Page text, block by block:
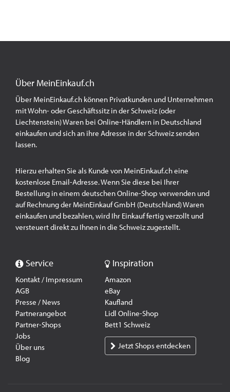
Über MeinEinkauf.ch
Über MeinEinkauf.ch können Privatkunden und Unternehmen
mit Wohn- oder Geschäftssitz in der Schweiz (oder
Liechtenstein) Waren bei Online-Händlern in Deutschland
einkaufen und sich an ihre Adresse in der Schweiz senden
lassen.
Hierzu erhalten Sie als Kunde von MeinEinkauf.ch eine
kostenlose Email-Adresse. Wenn Sie diese bei Ihrer
Bestellung in einem deutschen Online-Shop verwenden und
auf Rechnung der MeinEinkauf GmbH (Deutschland) Waren
einkaufen und bezahlen, wird Ihr Einkauf fertig verzollt und
versteuert direkt zu Ihnen in die Schweiz zugestellt.
Service
Kontakt / Impressum
AGB
Presse / News
Partnerangebot
Partner-Shops
Jobs
Über uns
Blog
Inspiration
Amazon
eBay
Kaufland
Lidl Online-Shop
Bett1 Schweiz
Jetzt Shops entdecken